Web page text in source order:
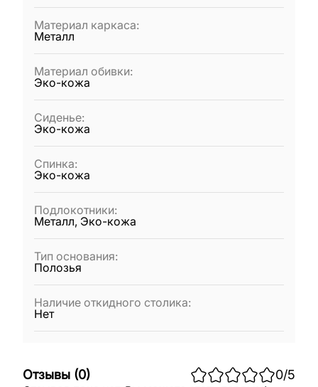
Материал каркаса:
Металл
Материал обивки:
Эко-кожа
Сиденье:
Эко-кожа
Спинка:
Эко-кожа
Подлокотники:
Металл, Эко-кожа
Тип основания:
Полозья
Наличие откидного столика:
Нет
Отзывы (0) 0/5